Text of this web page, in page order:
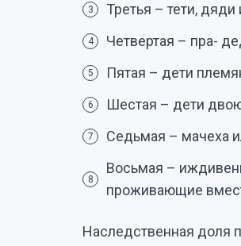
3 Третья – тети,
4 Четвертая – пра-
5 Пятая – дети
6 Шестая – дети
7 Седьмая – мачеха
8
Восьмая –
проживающие
Наследственная доля